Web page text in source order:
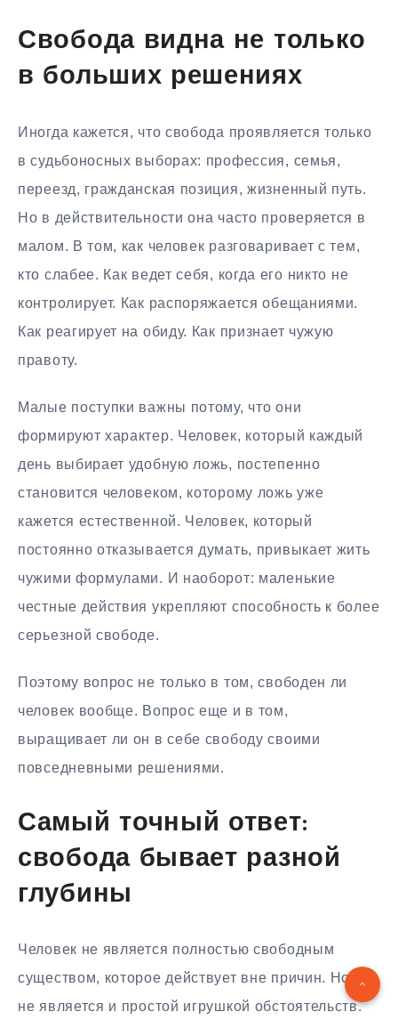
Свобода видна не только
в больших решениях
Иногда кажется, что свобода проявляется только
в судьбоносных выборах: профессия, семья,
переезд, гражданская позиция, жизненный путь.
Но в действительности она часто проверяется в
малом. В том, как человек разговаривает с тем,
кто слабее. Как ведет себя, когда его никто не
контролирует. Как распоряжается обещаниями.
Как реагирует на обиду. Как признает чужую
правоту.
Малые поступки важны потому, что они
формируют характер. Человек, который каждый
день выбирает удобную ложь, постепенно
становится человеком, которому ложь уже
кажется естественной. Человек, который
постоянно отказывается думать, привыкает жить
чужими формулами. И наоборот: маленькие
честные действия укрепляют способность к более
серьезной свободе.
Поэтому вопрос не только в том, свободен ли
человек вообще. Вопрос еще и в том,
выращивает ли он в себе свободу своими
повседневными решениями.
Самый точный ответ:
свобода бывает разной
глубины
Человек не является полностью свободным
существом, которое действует вне причин. Но он
не является и простой игрушкой обстоятельств.